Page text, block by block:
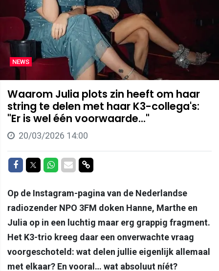
NEWS
Waarom Julia plots zin heeft om haar
string te delen met haar K3-collega's:
"Er is wel één voorwaarde..."
20/03/2026 14:00
Delen op Facebook
Delen op Twitter
Delen op Whatsapp
Delen via Mail
Delen via link
Op de Instagram-pagina van de Nederlandse
radiozender NPO 3FM doken Hanne, Marthe en
Julia op in een luchtig maar erg grappig fragment.
Het K3-trio kreeg daar een onverwachte vraag
voorgeschoteld: wat delen jullie eigenlijk allemaal
met elkaar? En vooral… wat absoluut níét?